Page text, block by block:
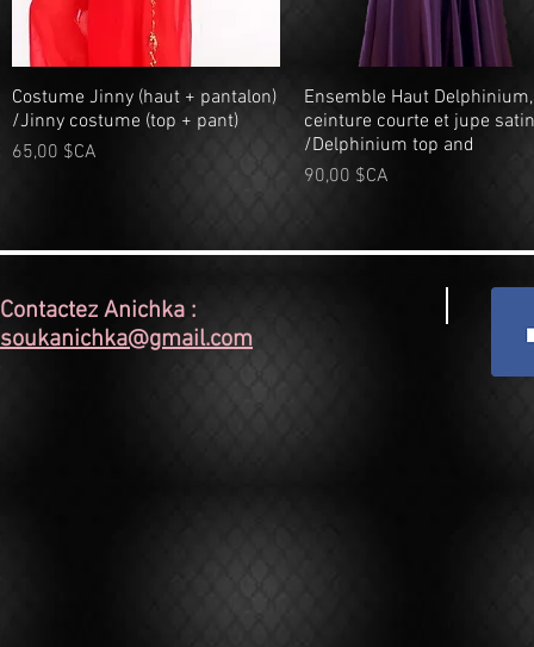
Aperçu rapide
Costume Jinny (haut + pantalon)
/Jinny costume (top + pant)
Prix
65,00 $CA
Aperçu rapide
Ensemble Haut Delphinium,
ceinture courte et jupe satin
/Delphinium top and
Prix
90,00 $CA
Contactez Anichka :
soukanichka@gmail.com